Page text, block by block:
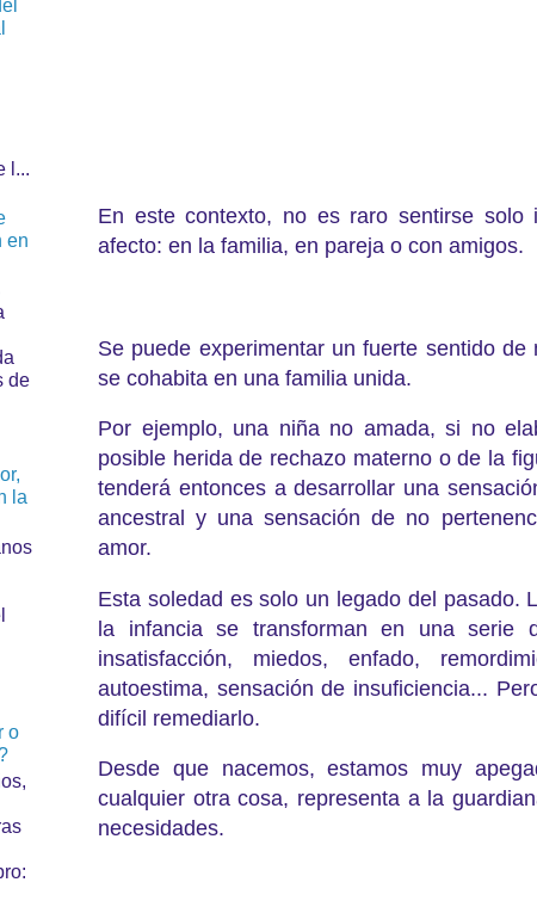
En este contexto, no es raro sentirse solo
afecto: en la familia, en pareja o con amigos.
Se puede experimentar un fuerte sentido
se cohabita en una familia unida.
Por ejemplo, una niña no amada, si no
posible herida de rechazo materno o de la
tenderá entonces a desarrollar una
ancestral y una sensación de no
amor.
Esta soledad es solo un legado del pasado.
la infancia se transforman en una serie
insatisfacción, miedos, enfado,
autoestima, sensación de insuficiencia...
difícil remediarlo.
Desde que nacemos, estamos muy
cualquier otra cosa, representa a la
necesidades.
l...
en
de
la
o